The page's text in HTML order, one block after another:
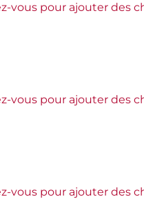
vous pour ajouter des
vous pour ajouter des
vous pour ajouter des